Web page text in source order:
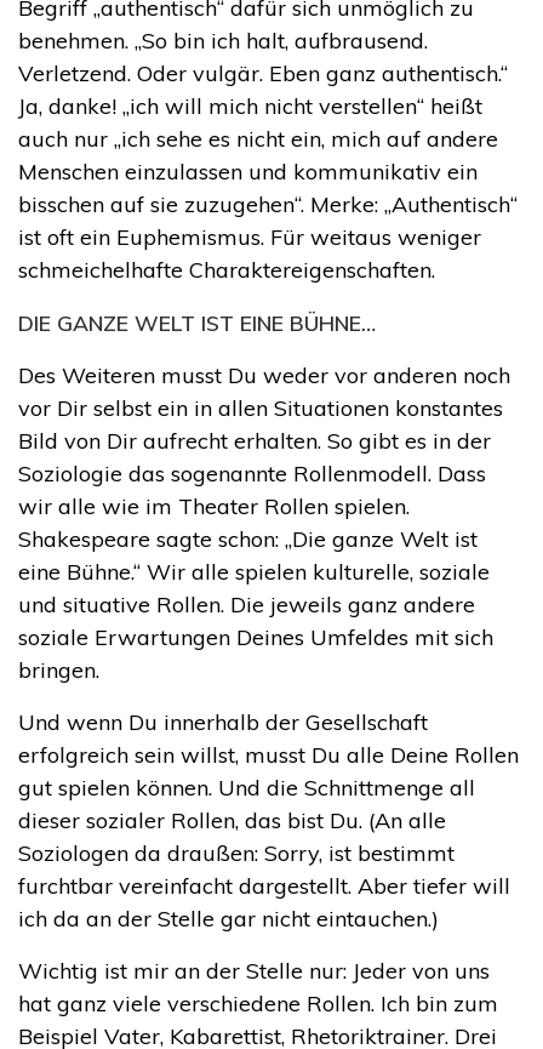
Begriff „authentisch“ dafür sich unmöglich zu
benehmen. „So bin ich halt, aufbrausend.
Verletzend. Oder vulgär. Eben ganz authentisch.“
Ja, danke! „ich will mich nicht verstellen“ heißt
auch nur „ich sehe es nicht ein, mich auf andere
Menschen einzulassen und kommunikativ ein
bisschen auf sie zuzugehen“. Merke: „Authentisch“
ist oft ein Euphemismus. Für weitaus weniger
schmeichelhafte Charaktereigenschaften.
DIE GANZE WELT IST EINE BÜHNE…
Des Weiteren musst Du weder vor anderen noch
vor Dir selbst ein in allen Situationen konstantes
Bild von Dir aufrecht erhalten. So gibt es in der
Soziologie das sogenannte Rollenmodell. Dass
wir alle wie im Theater Rollen spielen.
Shakespeare sagte schon: „Die ganze Welt ist
eine Bühne.“ Wir alle spielen kulturelle, soziale
und situative Rollen. Die jeweils ganz andere
soziale Erwartungen Deines Umfeldes mit sich
bringen.
Und wenn Du innerhalb der Gesellschaft
erfolgreich sein willst, musst Du alle Deine Rollen
gut spielen können. Und die Schnittmenge all
dieser sozialer Rollen, das bist Du. (An alle
Soziologen da draußen: Sorry, ist bestimmt
furchtbar vereinfacht dargestellt. Aber tiefer will
ich da an der Stelle gar nicht eintauchen.)
Wichtig ist mir an der Stelle nur: Jeder von uns
hat ganz viele verschiedene Rollen. Ich bin zum
Beispiel Vater, Kabarettist, Rhetoriktrainer. Drei